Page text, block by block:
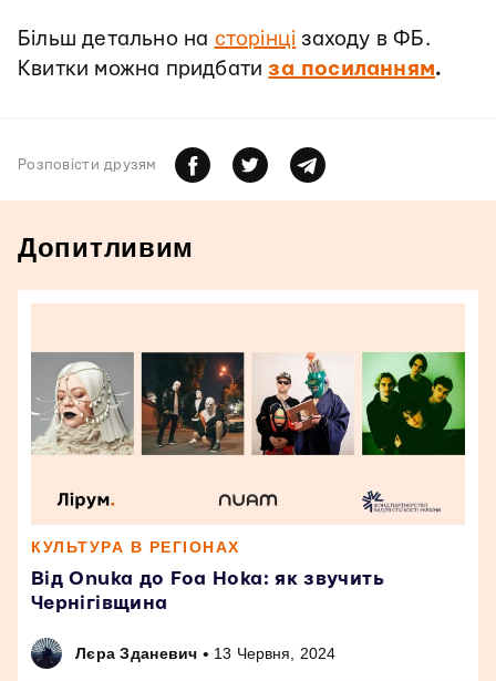
Більш детально на сторінці заходу в ФБ.
Квитки можна придбати за посиланням.
Розповiсти друзям
Допитливим
КУЛЬТУРА В РЕГІОНАХ
Від Onuka до Foa Hoka: як звучить
Чернігівщина
Лєра Зданевич • 13 Червня, 2024